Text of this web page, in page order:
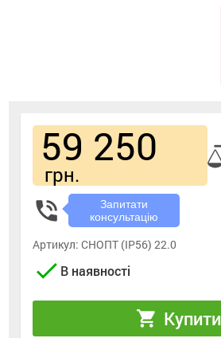
59 250
грн.
phone_in_talk
Запитати
консультацію
Артикул:СНОПТ (IP56) 22.0
check В наявності
shopping_cart Купити